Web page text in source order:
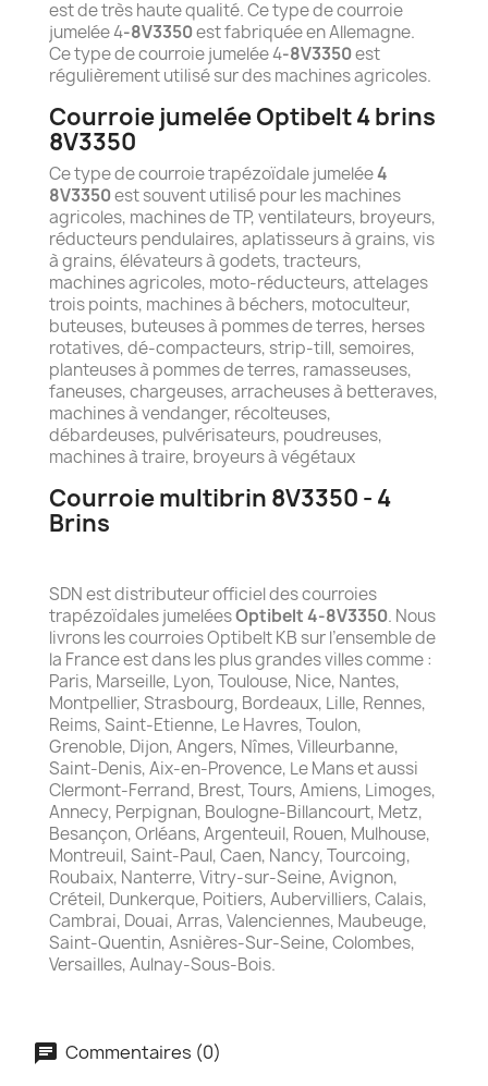
est de très haute qualité. Ce type de courroie
jumelée 4-8V3350est fabriquée en Allemagne.
Ce type de courroie jumelée 4-8V3350est
régulièrement utilisé sur des machines agricoles.
Courroie jumelée Optibelt 4 brins
8V3350
Ce type de courroie trapézoïdale jumelée4
8V3350est souvent utilisé pour les machines
agricoles, machines de TP, ventilateurs, broyeurs,
réducteurs pendulaires, aplatisseurs à grains, vis
à grains, élévateurs à godets, tracteurs,
machines agricoles, moto-réducteurs, attelages
trois points, machines à béchers, motoculteur,
buteuses, buteuses à pommes de terres, herses
rotatives, dé-compacteurs, strip-till, semoires,
planteuses à pommes de terres, ramasseuses,
faneuses, chargeuses, arracheuses à betteraves,
machines à vendanger, récolteuses,
débardeuses, pulvérisateurs, poudreuses,
machines à traire, broyeurs à végétaux
Courroie multibrin 8V3350 - 4
Brins
SDN est distributeur officiel des courroies
trapézoïdales jumeléesOptibelt 4-8V3350. Nous
livrons les courroies Optibelt KB sur l’ensemble de
la France est dans les plus grandes villes comme :
Paris, Marseille, Lyon, Toulouse, Nice, Nantes,
Montpellier, Strasbourg, Bordeaux, Lille, Rennes,
Reims, Saint-Etienne, Le Havres, Toulon,
Grenoble, Dijon, Angers, Nîmes, Villeurbanne,
Saint-Denis, Aix-en-Provence, Le Mans et aussi
Clermont-Ferrand, Brest, Tours, Amiens, Limoges,
Annecy, Perpignan, Boulogne-Billancourt, Metz,
Besançon, Orléans, Argenteuil, Rouen, Mulhouse,
Montreuil, Saint-Paul, Caen, Nancy, Tourcoing,
Roubaix, Nanterre, Vitry-sur-Seine, Avignon,
Créteil, Dunkerque, Poitiers, Aubervilliers, Calais,
Cambrai, Douai, Arras, Valenciennes, Maubeuge,
Saint-Quentin, Asnières-Sur-Seine, Colombes,
Versailles, Aulnay-Sous-Bois.
Commentaires (0)